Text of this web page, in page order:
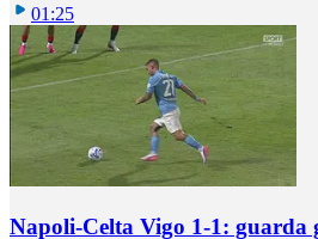
01:25
Napoli-Celta Vigo 1-1: guarda